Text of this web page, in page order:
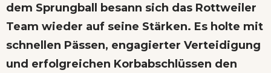
dem Sprungball besann sich das Rottweiler
Team wieder auf seine Stärken. Es holte mit
schnellen Pässen, engagierter Verteidigung
und erfolgreichen Korbabschlüssen den